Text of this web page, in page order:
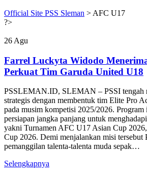
Official Site PSS Sleman > AFC U17
?>
26 Agu
Farrel Luckyta Widodo
Perkuat Tim Garuda United U18
PSSLEMAN.ID, SLEMAN – PSSI tengah
strategis dengan membentuk tim Elite Pro
pada musim kompetisi 2025/2026.
persiapan jangka panjang untuk
yakni Turnamen AFC U17 Asian Cup
Cup 2026. Demi menjalankan misi tersebut
pemanggilan talenta-talenta muda sepak…
Selengkapnya